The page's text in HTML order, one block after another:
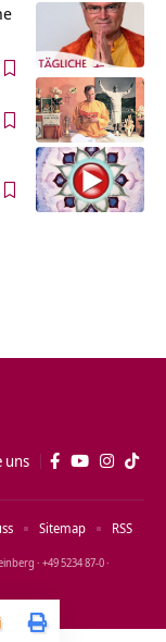
uns
· +49 5234 87‑0 ·
Sitemap RSS